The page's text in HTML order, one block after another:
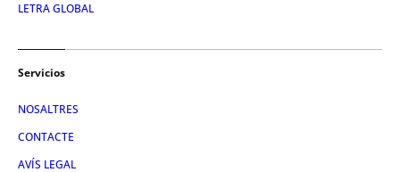
LETRA GLOBAL
Servicios
NOSALTRES
CONTACTE
AVÍS LEGAL